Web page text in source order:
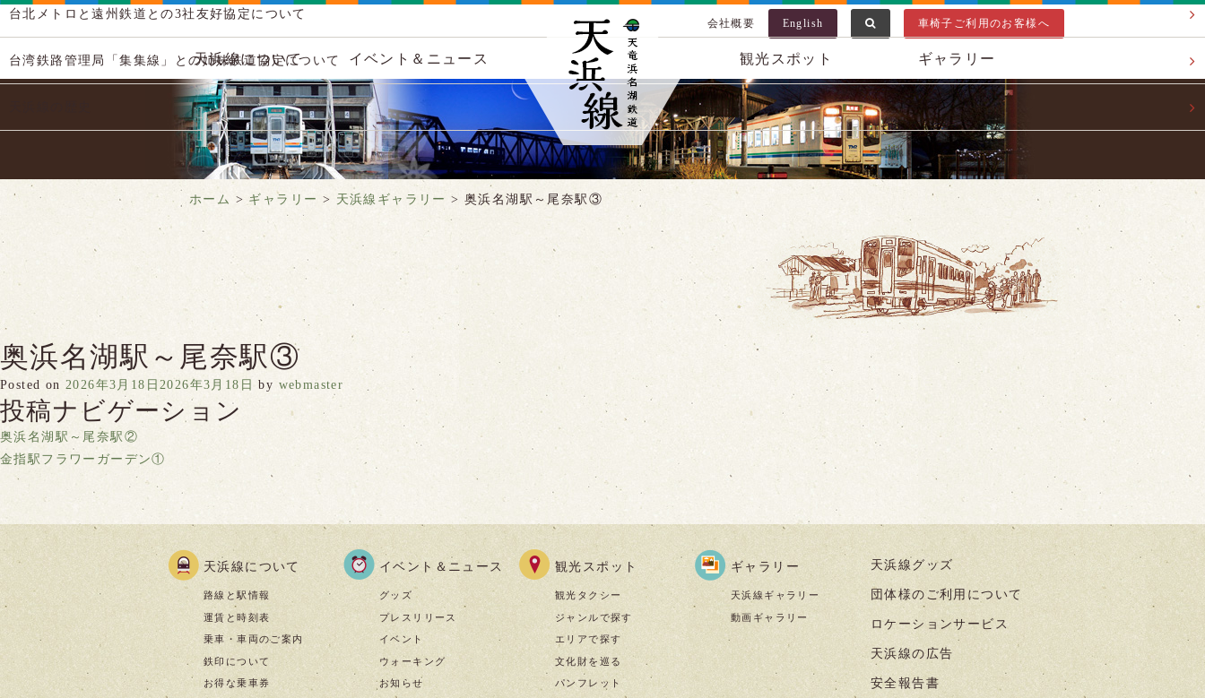
会社概要 English 車椅子ご利用のお客様へ
天浜線について イベント＆ニュース 観光スポット ギャラリー
ホーム > ギャラリー > 天浜線ギャラリー >奥浜名湖駅～尾奈駅③
奥浜名湖駅～尾奈駅③
Posted on2026年3月18日2026年3月18日 by webmaster
投稿ナビゲーション
奥浜名湖駅～尾奈駅②
金指駅フラワーガーデン①
台北メトロと遠州鉄道との3社友好協定について
台湾鉄路管理局「集集線」との姉妹鉄道協定について
天浜線について
路線と駅情報
運賃と時刻表
乗車・車両のご案内
鉄印について
お得な乗車券
イベント＆ニュース
グッズ
プレスリリース
イベント
ウォーキング
お知らせ
観光スポット
観光タクシー
ジャンルで探す
エリアで探す
文化財を巡る
パンフレット
ギャラリー
天浜線ギャラリー
動画ギャラリー
天浜線グッズ
団体様のご利用について
ロケーションサービス
天浜線の広告
安全報告書